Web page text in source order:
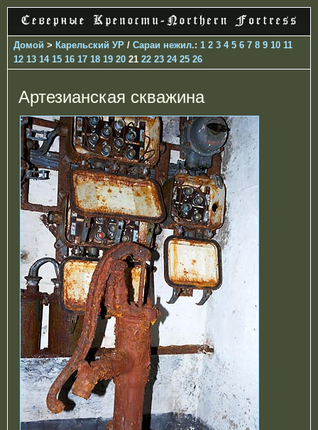
Домой > Карельский УР / Сараи нежил.: 1 2 3 4 5 6 7 8 9 10 11
12 13 14 15 16 17 18 19 20 21 22 23 24 25 26
Артезианская скважина